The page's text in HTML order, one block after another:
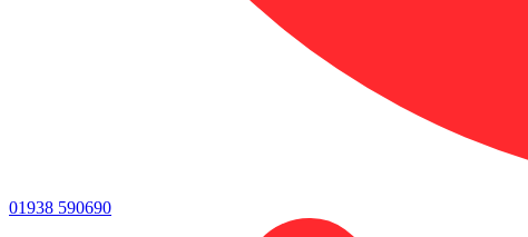
01938 590690